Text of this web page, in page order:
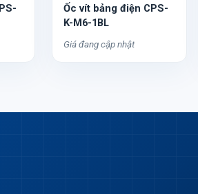
Ốc vít bảng điện CPS-
K-M6-1BL
Giá đang cập nhật